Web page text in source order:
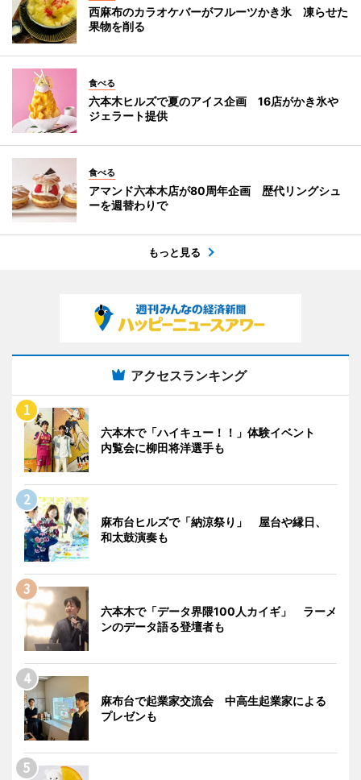
西麻布のカラオケバーがフルーツかき氷 凍らせた
果物を削る
食べる
六本木ヒルズで夏のアイス企画 16店がかき氷や
ジェラート提供
食べる
アマンド六本木店が80周年企画 歴代リングシュ
ーを週替わりで
もっと見る
アクセスランキング
六本木で「ハイキュー！！」体験イベント
内覧会に柳田将洋選手も
麻布台ヒルズで「納涼祭り」 屋台や縁日、
和太鼓演奏も
六本木で「データ界隈100人カイギ」 ラーメ
ンのデータ語る登壇者も
麻布台で起業家交流会 中高生起業家による
プレゼンも